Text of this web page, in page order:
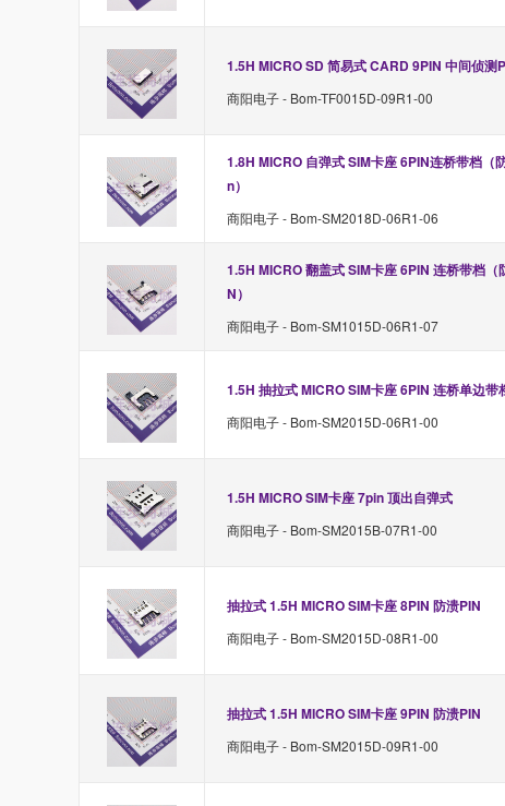
1.5H MICRO SD 简易式 CARD 9PIN 中间侦测
商阳电子 - Bom-TF0015D-09R1-00
1.8H MICRO 自弹式 SIM卡座 6PIN连桥带档（
n）
商阳电子 - Bom-SM2018D-06R1-06
1.5H MICRO 翻盖式 SIM卡座 6PIN 连桥带档（
N）
商阳电子 - Bom-SM1015D-06R1-07
1.5H 抽拉式 MICRO SIM卡座 6PIN 连桥单边带
商阳电子 - Bom-SM2015D-06R1-00
1.5H MICRO SIM卡座 7pin 顶出自弹式
商阳电子 - Bom-SM2015B-07R1-00
抽拉式 1.5H MICRO SIM卡座 8PIN 防溃PIN
商阳电子 - Bom-SM2015D-08R1-00
抽拉式 1.5H MICRO SIM卡座 9PIN 防溃PIN
商阳电子 - Bom-SM2015D-09R1-00